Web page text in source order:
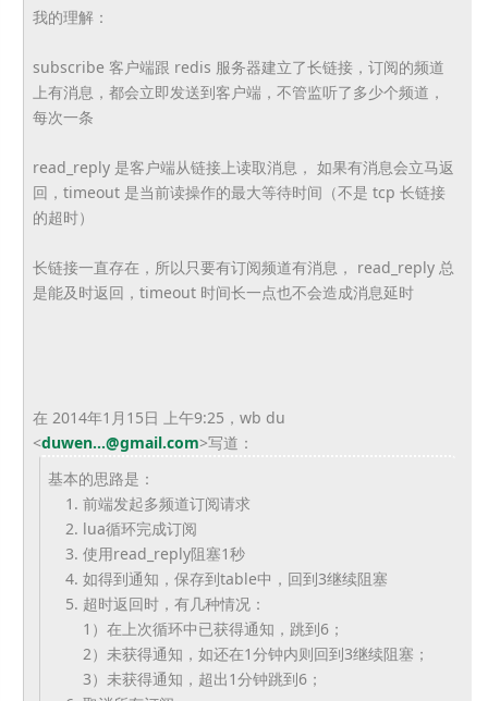
我的理解：
subscribe 客户端跟 redis 服务器建立了长链接，订阅的频道
上有消息， 都会立即发送到客户端，不管监听了多少个频道，
每次一条
read_reply 是客户端从链接上读取消息， 如果有消息会立马返
回，timeout 是当前读操作的最大等待时间（不是 tcp 长链接
的超时）
长链接一直存在，所以只要有订阅频道有消息， read_reply 总
是能及时返回，timeout 时间长一点也不会造成消息延时
在 2014年1月15日 上午9:25，wb du
<duwen...@gmail.com>写道：
基本的思路是：
1. 前端发起多频道订阅请求
2. lua循环完成订阅
3. 使用read_reply阻塞1秒
4. 如得到通知，保存到table中，回到3继续阻塞
5. 超时返回时，有几种情况：
1）在上次循环中已获得通知，跳到6；
2）未获得通知，如还在1分钟内则回到3继续阻塞；
3）未获得通知，超出1分钟跳到6；